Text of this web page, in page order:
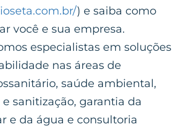
) e saiba como
você e sua empresa.
especialistas em soluções
nas áreas de
saúde ambiental,
sanitização, garantia da
e da água e consultoria